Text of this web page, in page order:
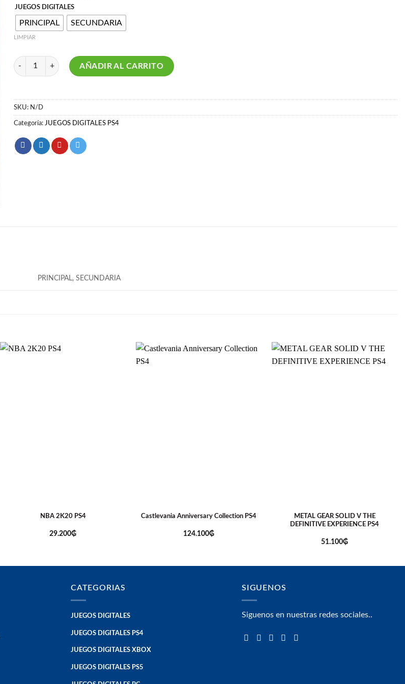
JUEGOS DIGITALES
PRINCIPAL SECUNDARIA
LIMPIAR
THE CREW 2 PS4 cantidad
AÑADIR AL CARRITO
SKU: N/D
Categoría: JUEGOS DIGITALES PS4
PRINCIPAL, SECUNDARIA
NBA 2K20 PS4
29.200₲
Castlevania Anniversary Collection PS4
124.100₲
METAL GEAR SOLID V THE
DEFINITIVE EXPERIENCE PS4
51.100₲
CATEGORIAS
JUEGOS DIGITALES
JUEGOS DIGITALES PS4
JUEGOS DIGITALES XBOX
JUEGOS DIGITALES PS5
SIGUENOS
Siguenos en nuestras redes sociales..